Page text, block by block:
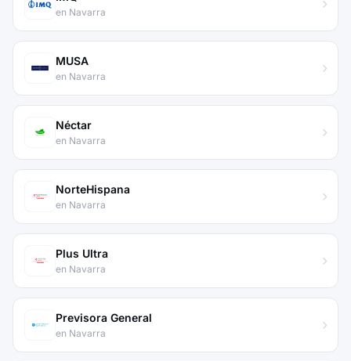
en Navarra
MUSA
en Navarra
Néctar
en Navarra
NorteHispana
en Navarra
Plus Ultra
en Navarra
Previsora General
en Navarra